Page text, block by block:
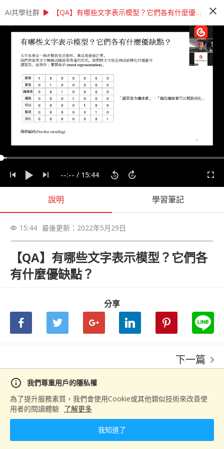
AI共學社群 play_arrow 【教材專區】學習AI有困難？ 讓Cupoy助教來幫你！
【教材專區】學習AI有困難？ 讓Cupoy
助教來幫你！
即時為您解答嗎？ 想提高模型準確率，卻不知從何
問起嗎？ 如果您有以上的需求，歡迎來參加我們
每週一次的線上助教時間！
people_alt 77人訂閱
課程內容(51) 學習筆記 會員(77) 課程介紹
info
我們尊重用戶的隱私權
為了提升服務素質，我們會使用Cookie或其他類似技術來改善使
用者的閱讀體驗 了解更多
我知道了
AI共學社群 play_arrow 【QA】有哪些文字表示模型？它們各有什麼優缺點？ close
--:-- / 15:44
說明 學習筆記
visibility 15:44 最後更新： 2022年5月29日
【QA】有哪些文字表示模型？它們各
有什麼優缺點？
分享
下一篇